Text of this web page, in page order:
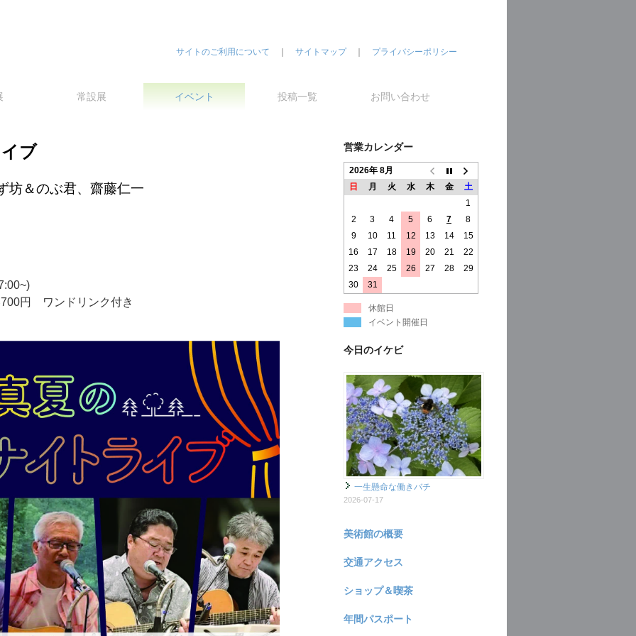
サイトのご利用について サイトマップ｜ プライバシーポリシー
常設展 イベント 投稿一覧 お問い合わせ
ブ
坊＆のぶ君、齋藤仁一
円 ワンドリンク付き
営業カレンダー
2026年 8月
日
月 火 水 木 金
土
1
2
3 4 5 6 7
8
9
10 11 12 13 14
15
16
17 18 19 20 21
22
23
24 25 26 27 28
29
30
31
休館日
イベント開催日
今日のイケビ
一生懸命な働きバチ
2026-07-17
美術館の概要
交通アクセス
ショップ＆喫茶
年間パスポート